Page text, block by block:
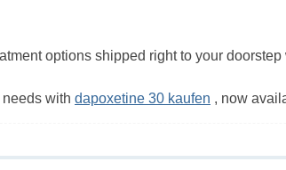
options shipped right to your
with dapoxetine 30 kaufen , now